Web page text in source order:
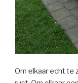
Om elkaar echt te